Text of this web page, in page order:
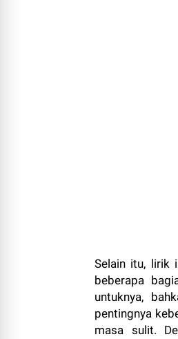
Selain itu, lirik
beberapa
untuknya,
pentingnya
masa sulit.